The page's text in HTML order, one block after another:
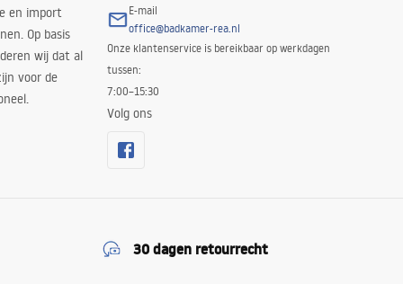
en import
Op basis
wij dat al
voor de
E-mail
office@badkamer-rea.nl
Onze klantenservice is bereikbaar op werkdagen
tussen:
7:00–15:30
Volg ons
30 dagen retourrecht